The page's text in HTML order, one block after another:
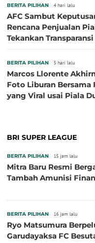
BERITA PILIHAN 4 hari lalu
AFC Sambut
Rencana Penjualan
Tekankan Transparansi
BERITA PILIHAN 5 hari lalu
Marcos Llorente
Foto Liburan Bersama
yang Viral usai Piala
BRI SUPER LEAGUE
BERITA PILIHAN 15 jam lalu
Mitra Baru Resmi
Tambah Amunisi
BERITA PILIHAN 16 jam lalu
Ryo Matsumura
Garudayaksa FC